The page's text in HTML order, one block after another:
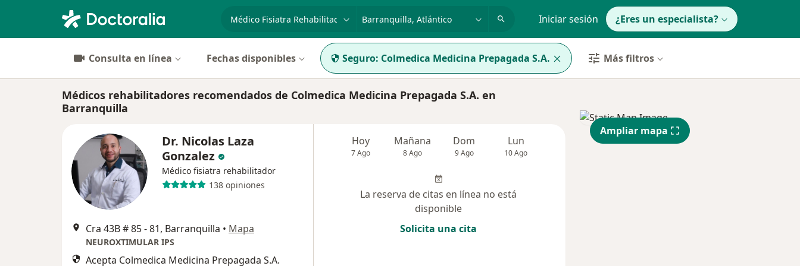
especialidad, enfermedad o nombre Iniciar sesión ¿Eres un especialista?
Consulta en línea Fechas disponibles Seguro: Colmedica Medicina Prepagada S.A. Más filtros
Médicos rehabilitadores recomendados de Colmedica Medicina Prepagada S.A. en
Barranquilla
Dr. Nicolas Laza
Gonzalez
Médico fisiatra rehabilitador
138 opiniones
Cra 43B # 85 - 81, Barranquilla • Mapa
NEUROXTIMULAR IPS
Acepta Colmedica Medicina Prepagada S.A.
Hoy
7 Ago
Mañana
8 Ago
Dom
9 Ago
Lun
10 Ago
Mié Jue
La reserva de citas en línea no está
disponible
Solicita una cita
Ampliar mapa